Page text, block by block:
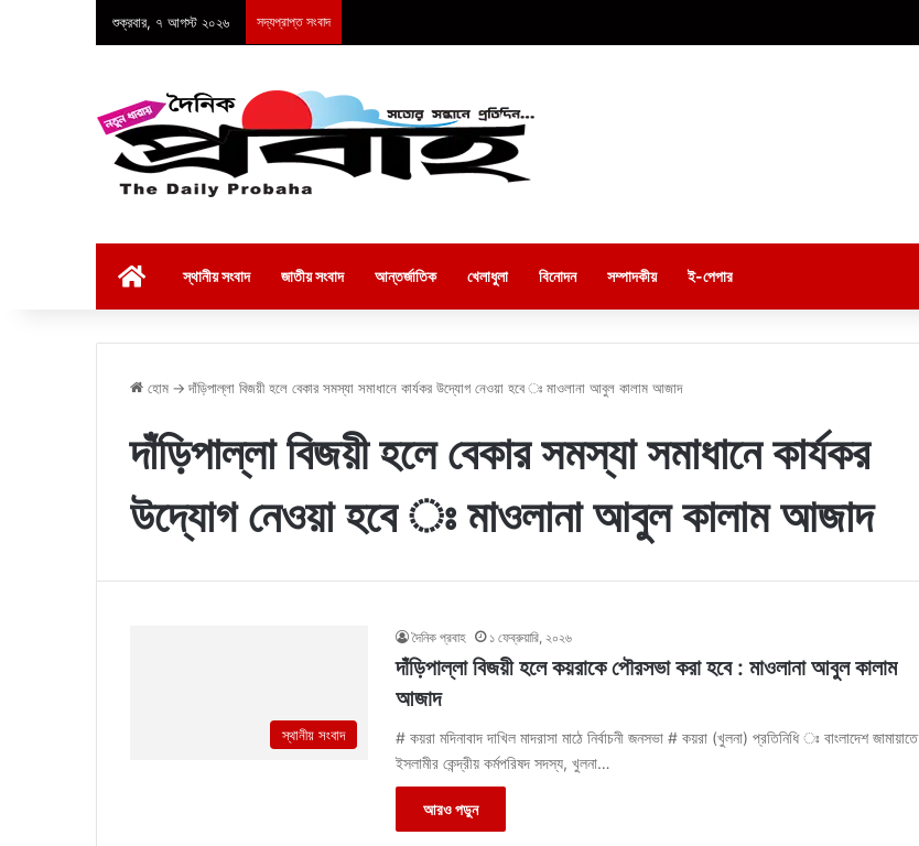
শুক্রবার, ৭ আগস্ট ২০২৬ সদ্যপ্রাপ্ত সংবাদ
স্থানীয় সংবাদ জাতীয় সংবাদ আন্তর্জাতিক খেলাধুলা বিনোদন সম্পাদকীয় ই-পেপার
হোম → দাঁড়িপাল্লা বিজয়ী হলে বেকার সমস্যা সমাধানে কার্যকর উদ্যোগ নেওয়া হবে ঃ মাওলানা আবুল কালাম আজাদ
দাঁড়িপাল্লা বিজয়ী হলে বেকার সমস্যা সমাধানে কার্যকর
উদ্যোগ নেওয়া হবে ঃ মাওলানা আবুল কালাম আজাদ
স্থানীয় সংবাদ
দৈনিক প্রবাহ ১ ফেব্রুয়ারি, ২০২৬
দাঁড়িপাল্লা বিজয়ী হলে কয়রাকে পৌরসভা করা হবে : মাওলানা আবুল কালাম
আজাদ
# কয়রা মদিনাবাদ দাখিল মাদরাসা মাঠে নির্বাচনী জনসভা # কয়রা (খুলনা) প্রতিনিধি ঃ বাংলাদেশ জামায়াতে
ইসলামীর কেন্দ্রীয় কর্মপরিষদ সদস্য, খুলনা…
আরও পড়ুন